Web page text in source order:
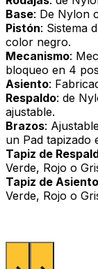
Base: De Nylon
Pistón: Sistema
color negro.
Mecanismo:
bloqueo en 4
Asiento:
Respaldo: de
ajustable.
Brazos:
un Pad tapizado
Tapiz de
Verde, Rojo o
Tapiz de Asiento
Verde, Rojo o